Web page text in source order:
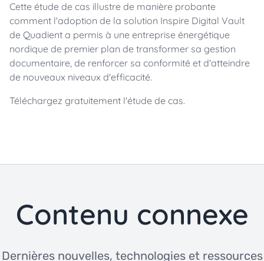
Cette étude de cas illustre de manière probante
comment l'adoption de la solution Inspire Digital Vault
de Quadient a permis à une entreprise énergétique
nordique de premier plan de transformer sa gestion
documentaire, de renforcer sa conformité et d'atteindre
de nouveaux niveaux d'efficacité.
Téléchargez gratuitement l'étude de cas.
Contenu connexe
Dernières nouvelles, technologies et ressources